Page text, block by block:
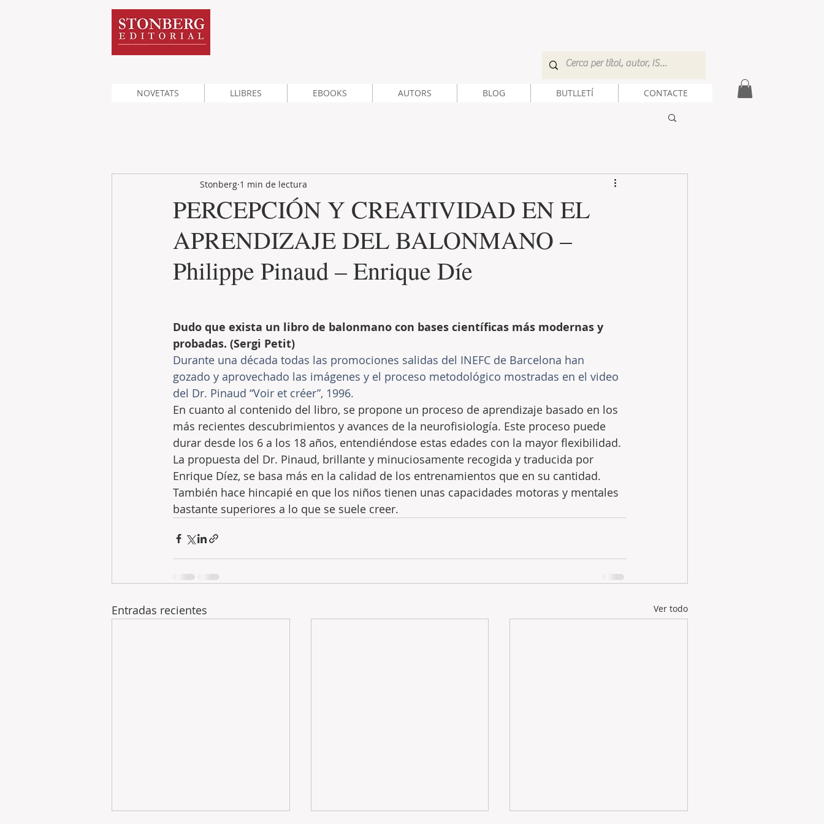
NOVETATS LLIBRES EBOOKS AUTORS BLOG BUTLLETÍ CONTACTE
PERCEPCIÓN Y CREATIVIDAD EN EL
APRENDIZAJE DEL BALONMANO –
Philippe Pinaud – Enrique Díe
Stonberg 1 min de lectura
Dudo que exista un libro de balonmano con bases científicas más modernas y
probadas. (Sergi Petit)
Durante una década todas las promociones salidas del INEFC de Barcelona han
gozado y aprovechado las imágenes y el proceso metodológico mostradas en el video
del Dr. Pinaud “Voir et créer”, 1996.
En cuanto al contenido del libro, se propone un proceso de aprendizaje basado en los
más recientes descubrimientos y avances de la neurofisiología. Este proceso puede
durar desde los 6 a los 18 años, entendiéndose estas edades con la mayor flexibilidad.
La propuesta del Dr. Pinaud, brillante y minuciosamente recogida y traducida por
Enrique Díez, se basa más en la calidad de los entrenamientos que en su cantidad.
También hace hincapié en que los niños tienen unas capacidades motoras y mentales
bastante superiores a lo que se suele creer.
Entradas recientes Ver todo